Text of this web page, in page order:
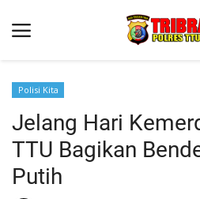
Beranda
Terms & Conditions
Reskrim
Polisi Kita
Jelang Hari
TTU Bagikan
Putih